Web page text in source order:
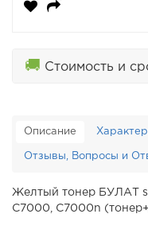
🚚 Стоимость и
Описание
Отзывы, Вопросы и
Желтый тонер БУЛАТ
C7000, C7000n